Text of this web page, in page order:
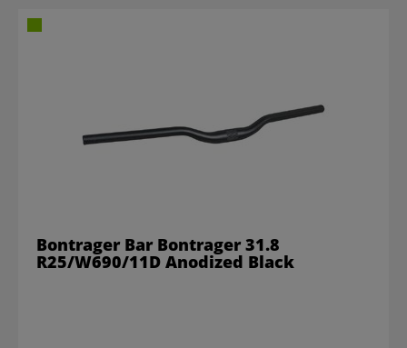
Bontrager Bar Bontrager 31.8
R25/W690/11D Anodized Black